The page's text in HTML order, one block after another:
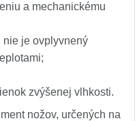
a mechanickému
nie je ovplyvnený
zvýšenej vlhkosti.
nožov, určených na